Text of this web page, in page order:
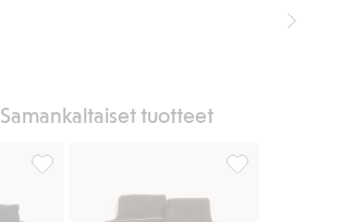
Samankaltaiset tuotteet